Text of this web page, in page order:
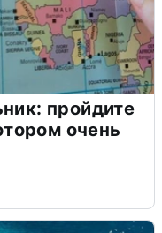
пройдите
очень